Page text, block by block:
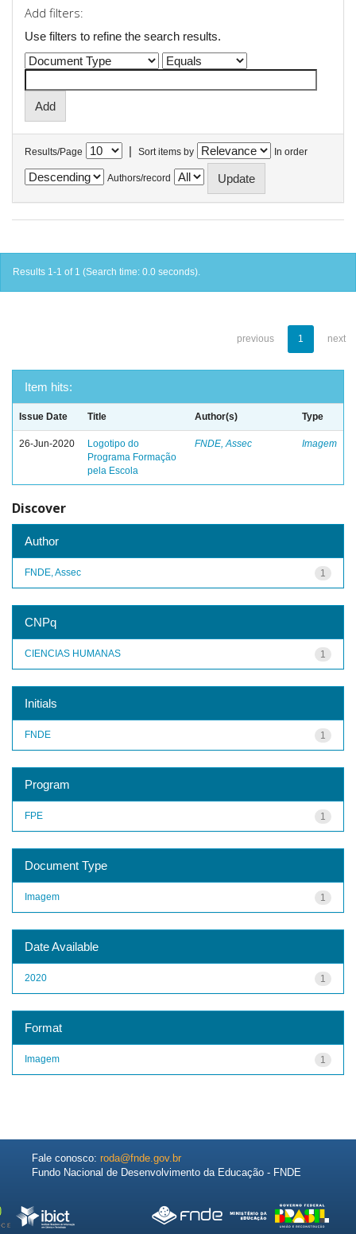
Add filters:
Use filters to refine the search results.
Results/Page | Sort items by In order
Authors/record
Results 1-1 of 1 (Search time: 0.0 seconds).
previous 1 next
Item hits:
Issue Date Title Author(s) Type
26-Jun-2020
Logotipo do
Programa Formação
pela Escola
FNDE, Assec Imagem
Discover
Author
1
FNDE, Assec
CNPq
1
CIENCIAS HUMANAS
Initials
1
FNDE
Program
1
FPE
Document Type
1
Imagem
Date Available
1
2020
Format
1
Imagem
Fale conosco: roda@fnde.gov.br
Fundo Nacional de Desenvolvimento da Educação - FNDE